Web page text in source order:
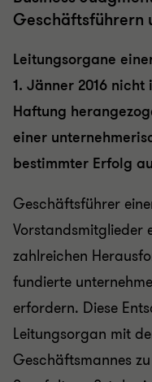
Geschäftsführern
Leitungsorgane
1. Jänner 2016
Haftung
einer
bestimmter Erfolg
Geschäftsführer
Vorstandsmitglieder
zahlreichen
fundierte
erfordern. Diese
Leitungsorgan mit
Geschäftsmannes